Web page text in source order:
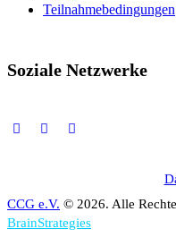
Teilnahmebedingungen
Soziale Netzwerke
CCG e.V. © 2026. Alle
BrainStrategies